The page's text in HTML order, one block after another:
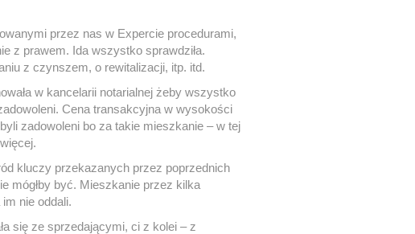
przez nas w Expercie procedurami,
z prawem. Ida wszystko sprawdziła.
z czynszem, o rewitalizacji, itp. itd.
w kancelarii notarialnej żeby wszystko
Cena transakcyjna w wysokości
zadowoleni bo za takie mieszkanie – w tej
kluczy przekazanych przez poprzednich
mógłby być. Mieszkanie przez kilka
nie oddali.
się ze sprzedającymi, ci z kolei – z